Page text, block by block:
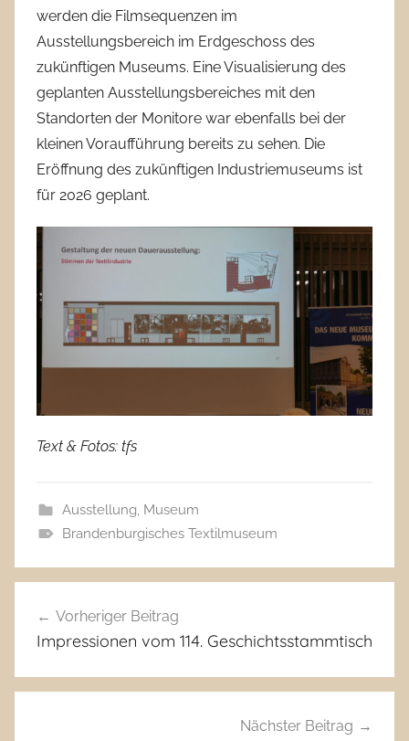
werden die Filmsequenzen im
Ausstellungsbereich im Erdgeschoss des
zukünftigen Museums. Eine Visualisierung des
geplanten Ausstellungsbereiches mit den
Standorten der Monitore war ebenfalls bei der
kleinen Voraufführung bereits zu sehen. Die
Eröffnung des zukünftigen Industriemuseums ist
für 2026 geplant.
Text & Fotos: tfs
Ausstellung, Museum
Brandenburgisches Textilmuseum
Vorheriger Beitrag
Impressionen vom 114. Geschichtsstammtisch
Nächster Beitrag